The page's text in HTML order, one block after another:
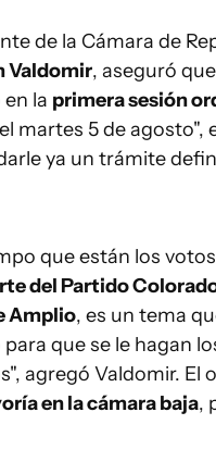
de la Cámara de
Valdomir, aseguró
la primera sesión
martes 5 de agosto",
ya un trámite
que están los
del Partido
Amplio, es un tema
para que se le hagan
agregó Valdomir. El
en la cámara baja,